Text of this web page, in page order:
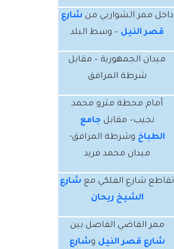
داخل ممر الشواربي من شارع
قصر النيل – وسط البلد
ميدان الجمهورية – مقابل
شرطة المرافق
أمام محطة مترو محمد
نجيب– مقابل جامع
الطباخ وشرطة المرافق-
ميدان محمد فريد
تقاطع شارع الفلكي مع شارع
الشيخ ريحان
ممر القاضي الفاصل بين
شارع قصر النيل وشارع